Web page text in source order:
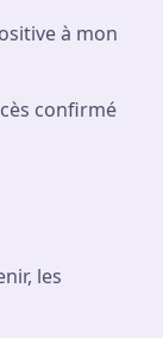
à mon
confirmé
les